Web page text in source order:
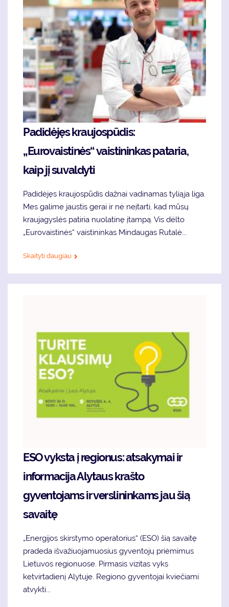
Padidėjęs kraujospūdis:
„Eurovaistinės“ vaistininkas pataria,
kaip jį suvaldyti
Padidėjęs kraujospūdis dažnai vadinamas tyliąja liga.
Mes galime jaustis gerai ir nė neįtarti, kad mūsų
kraujagyslės patiria nuolatinę įtampą. Vis dėlto
„Eurovaistinės“ vaistininkas Mindaugas Rutalė...
Skaityti daugiau
ESO vyksta į regionus: atsakymai ir
informacija Alytaus krašto
gyventojams ir verslininkams jau šią
savaitę
„Energijos skirstymo operatorius“ (ESO) šią savaitę
pradeda išvažiuojamuosius gyventojų priėmimus
Lietuvos regionuose. Pirmasis vizitas vyks
ketvirtadienį Alytuje. Regiono gyventojai kviečiami
atvykti...